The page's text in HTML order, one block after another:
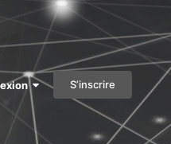
S’inscrire